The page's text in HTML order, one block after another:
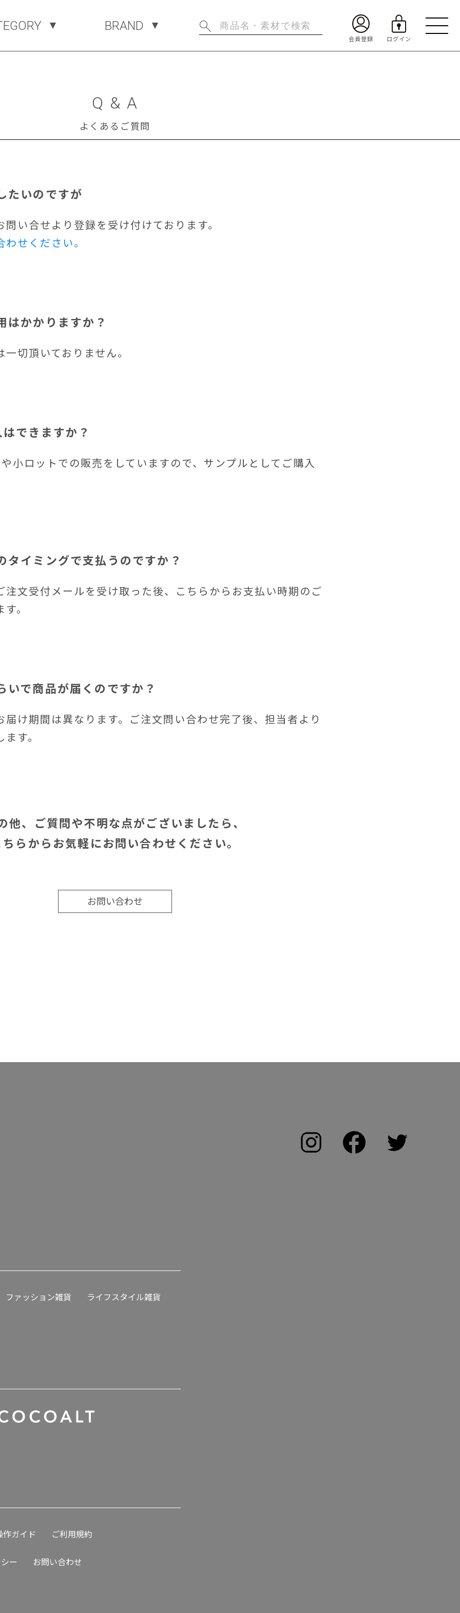
BRAND
Q & A
よくあるご質問
たいのですが
い合せより登録を受け付けております。
せください。
はかかりますか？
切頂いておりません。
できますか？
小ロットでの販売をしていますので、サンプルとしてご購入
タイミングで支払うのですか？
注文受付メールを受け取った後、こちらからお支払い時期のご
。
いで商品が届くのですか？
届け期間は異なります。ご注文問い合わせ完了後、担当者より
す。
他、ご質問や不明な点がございましたら、
ちらからお気軽にお問い合わせください。
お問い合わせ
ファッション雑貨 ライフスタイル雑貨
作ガイド ご利用規約
ー お問い合わせ